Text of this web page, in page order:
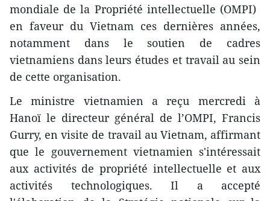
mondiale de la Propriété intellectuelle (OMPI) ​
en faveur du Vietnam ces dernières années,
notamment dans le soutien de cadres
vietnamiens dans leurs études et travail au sein
de cette organisation.
Le ministre vietnamien a reçu mercredi à
Hanoï le directeur général de l’OMPI, Francis
Gurry, en visite de travail au Vietnam, affirmant
que le gouvernement vietnamien s'intéressait
aux activités de propriété intellectuelle et aux
activités technologiques. Il a accepté